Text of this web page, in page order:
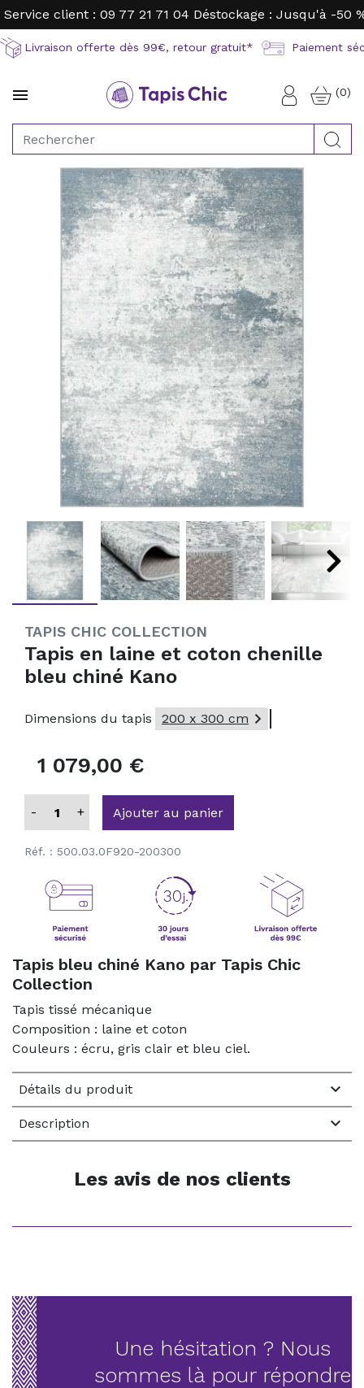
Service client : 09 77 21 71 04 Déstockage : Jusqu'à -50
Livraison offerte dès 99€, retour gratuit* Paiement
 Connexion
(0)
TAPIS CHIC COLLECTION
Tapis en laine et coton chenille
bleu chiné Kano
Dimensions du tapis 200 x 300 cm 
1 079,00 €
- + Ajouter au panier
Réf. : 500.03.0F920-200300
Tapis bleu chiné Kano par Tapis Chic
Collection
Tapis tissé mécanique
Composition : laine et coton
Couleurs : écru, gris clair et bleu ciel.
Détails du produit 
Description 
Les avis de nos clients
Une hésitation ? Nous
sommes là pour répondre